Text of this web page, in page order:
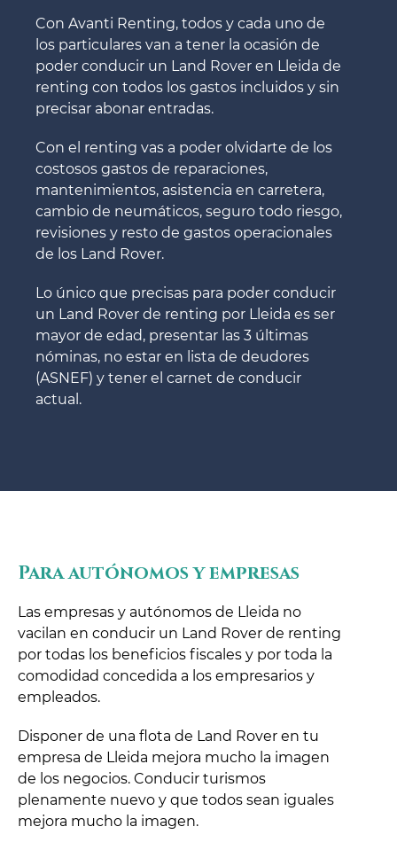
Con Avanti Renting, todos y cada uno de
los particulares van a tener la ocasión de
poder conducir un Land Rover en Lleida de
renting con todos los gastos incluidos y sin
precisar abonar entradas.
Con el renting vas a poder olvidarte de los
costosos gastos de reparaciones,
mantenimientos, asistencia en carretera,
cambio de neumáticos, seguro todo riesgo,
revisiones y resto de gastos operacionales
de los Land Rover.
Lo único que precisas para poder conducir
un Land Rover de renting por Lleida es ser
mayor de edad, presentar las 3 últimas
nóminas, no estar en lista de deudores
(ASNEF) y tener el carnet de conducir
actual.
Para autónomos y empresas
Las empresas y autónomos de Lleida no
vacilan en conducir un Land Rover de renting
por todas los beneficios fiscales y por toda la
comodidad concedida a los empresarios y
empleados.
Disponer de una flota de Land Rover en tu
empresa de Lleida mejora mucho la imagen
de los negocios. Conducir turismos
plenamente nuevo y que todos sean iguales
mejora mucho la imagen.